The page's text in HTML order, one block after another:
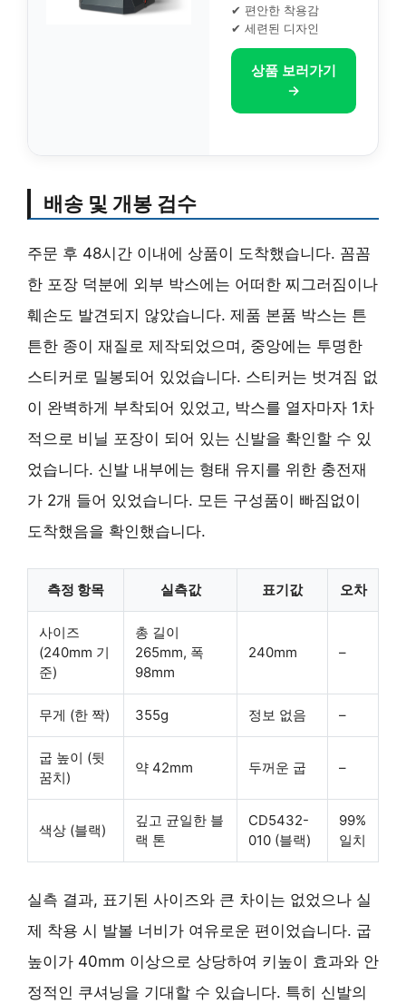
✔ 편안한 착용감
✔ 세련된 디자인
상품 보러가기
→
배송 및 개봉 검수
주문 후 48시간 이내에 상품이 도착했습니다. 꼼꼼
한 포장 덕분에 외부 박스에는 어떠한 찌그러짐이나
훼손도 발견되지 않았습니다. 제품 본품 박스는 튼
튼한 종이 재질로 제작되었으며, 중앙에는 투명한
스티커로 밀봉되어 있었습니다. 스티커는 벗겨짐 없
이 완벽하게 부착되어 있었고, 박스를 열자마자 1차
적으로 비닐 포장이 되어 있는 신발을 확인할 수 있
었습니다. 신발 내부에는 형태 유지를 위한 충전재
가 2개 들어 있었습니다. 모든 구성품이 빠짐없이
도착했음을 확인했습니다.
측정 항목 실측값 표기값 오차
사이즈
(240mm 기
준)
총 길이
265mm, 폭
98mm
240mm –
무게 (한 짝) 355g 정보 없음 –
굽 높이 (뒷
꿈치)
약 42mm 두꺼운 굽 –
색상 (블랙)
깊고 균일한 블
랙 톤
CD5432-
010 (블랙)
99%
일치
실측 결과, 표기된 사이즈와 큰 차이는 없었으나 실
제 착용 시 발볼 너비가 여유로운 편이었습니다. 굽
높이가 40mm 이상으로 상당하여 키높이 효과와 안
정적인 쿠셔닝을 기대할 수 있습니다. 특히 신발의